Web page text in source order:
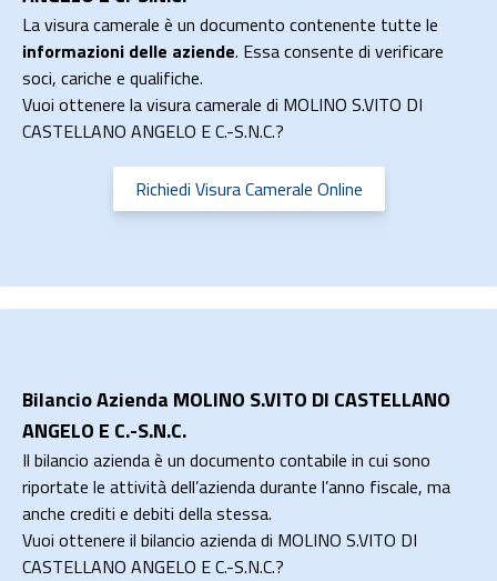
La visura camerale è un documento contenente tutte le
informazioni delle aziende. Essa consente di verificare
soci, cariche e qualifiche.
Vuoi ottenere la visura camerale di MOLINO S.VITO DI
CASTELLANO ANGELO E C.-S.N.C.?
Richiedi Visura Camerale Online
Bilancio Azienda MOLINO S.VITO DI CASTELLANO
ANGELO E C.-S.N.C.
Il bilancio azienda è un documento contabile in cui sono
riportate le attività dell’azienda durante l’anno fiscale, ma
anche crediti e debiti della stessa.
Vuoi ottenere il bilancio azienda di MOLINO S.VITO DI
CASTELLANO ANGELO E C.-S.N.C.?